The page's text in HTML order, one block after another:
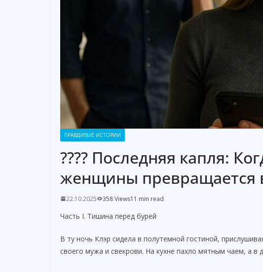
ПРАВДИВЫЕ ИСТОРИИ
???? Последняя капля:
женщины превращается
22.10.2025 358 Views11 min read
Часть I. Тишина перед бурей
В ту ночь Клэр сидела в полутемной гостиной,
своего мужа и свекрови. На кухне пахло мятным чаем, а